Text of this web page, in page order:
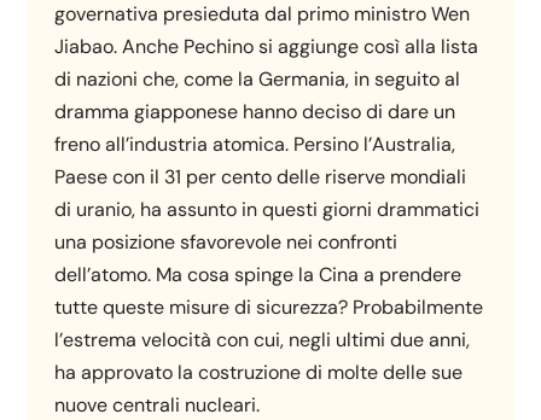
governativa presieduta dal primo ministro Wen
Jiabao. Anche Pechino si aggiunge così alla lista
di nazioni che, come la Germania, in seguito al
dramma giapponese hanno deciso di dare un
freno all’industria atomica. Persino l’Australia,
Paese con il 31 per cento delle riserve mondiali
di uranio, ha assunto in questi giorni drammatici
una posizione sfavorevole nei confronti
dell’atomo. Ma cosa spinge la Cina a prendere
tutte queste misure di sicurezza? Probabilmente
l’estrema velocità con cui, negli ultimi due anni,
ha approvato la costruzione di molte delle sue
nuove centrali nucleari.